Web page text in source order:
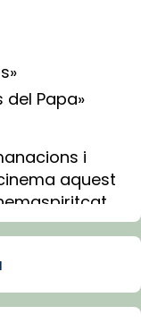
del Papa»
i
aquest